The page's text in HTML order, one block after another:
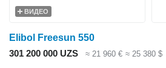
ВИДЕО
Elibol Freesun 550
301 200 000 UZS
≈ 21 960 € ≈ 25 380 $